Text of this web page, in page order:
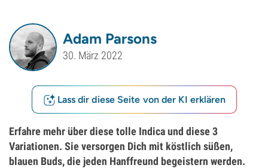
Adam Parsons
30. März 2022
Lass dir diese Seite von der KI erklären
Erfahre mehr über diese tolle Indica und diese 3
Variationen. Sie versorgen Dich mit köstlich süßen,
blauen Buds, die jeden Hanffreund begeistern werden.